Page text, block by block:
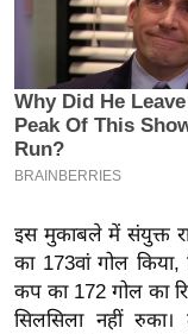
ई
-
पे
मि
सा
ल
इस मुकाबले में संयुक्त
का 173वां गोल
कप का 172 गोल का
सिलसिला नहीं